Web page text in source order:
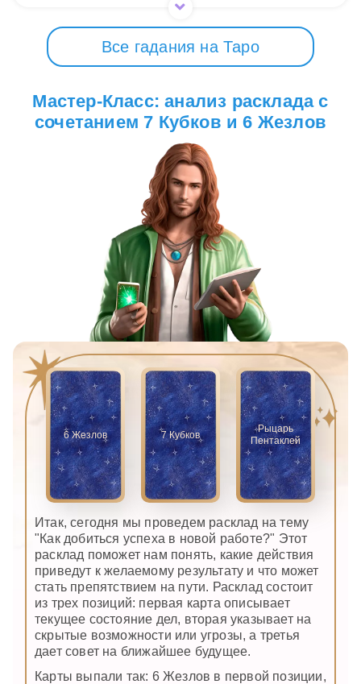
Все гадания на Таро
Мастер-Класс: анализ расклада с
сочетанием 7 Кубков и 6 Жезлов
6 Жезлов 7 Кубков
Рыцарь
Пентаклей
Итак, сегодня мы проведем расклад на тему
"Как добиться успеха в новой работе?" Этот
расклад поможет нам понять, какие действия
приведут к желаемому результату и что может
стать препятствием на пути. Расклад состоит
из трех позиций: первая карта описывает
текущее состояние дел, вторая указывает на
скрытые возможности или угрозы, а третья
дает совет на ближайшее будущее.
Карты выпали так: 6 Жезлов в первой позиции,